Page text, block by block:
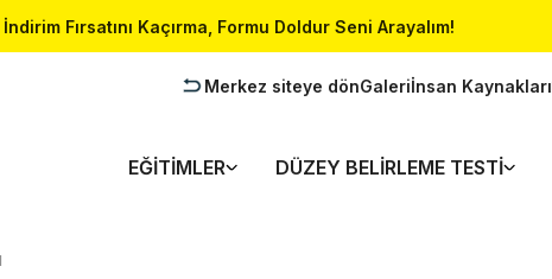
Fırsatını Kaçırma, Formu Doldur Seni Arayalım!
Merkez siteye dönGaleriİnsan Kaynakları
EĞITIMLER DÜZEY BELIRLEME TESTI